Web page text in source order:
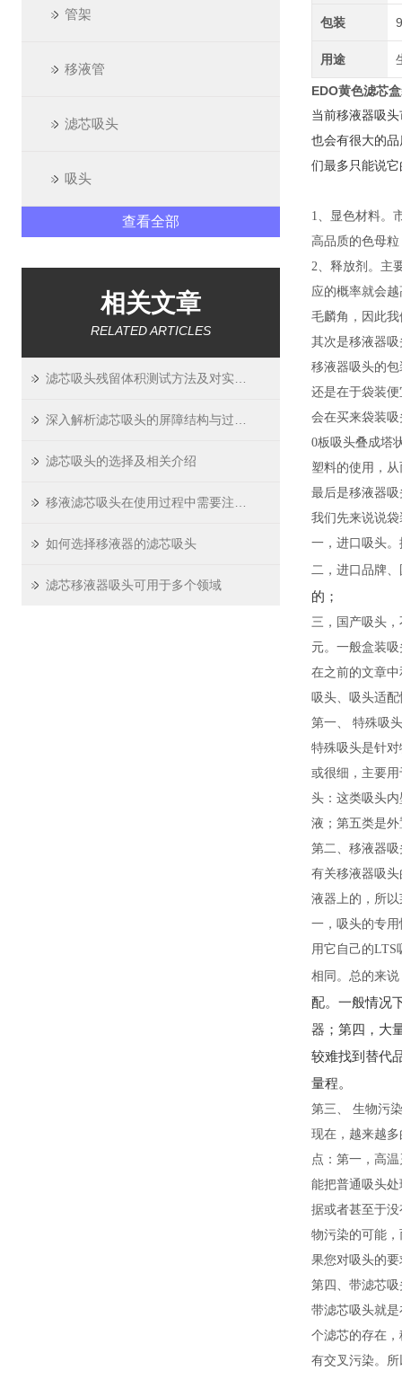
管架
移液管
滤芯吸头
吸头
查看全部
相关文章
RELATED ARTICLES
滤芯吸头的选择及相关介绍
如何选择移液器的滤芯吸头
滤芯移液器吸头可用于多个领域
包装
用途
EDO黄色滤芯
当前移液器吸
也会有很大的
们最多只能说
1、显色材料。
高品质的色母
2、释放剂。主
应的概率就会
毛麟角，因此
其次是移液器
移液器吸头的
还是在于袋装
会在买来袋装
0板吸头叠成塔
塑料的使用，
最后是移液器
我们先来说说袋
一，进口吸头。
二，进口品牌
的；
三，国产吸头
元。一般盒装
在之前的文章
吸头、吸头适
第一、 特殊吸
特殊吸头是针
或很细，主要
头：这类吸头
液；第五类是
第二、移液器
有关移液器吸
液器上的，所
一，吸头的专
用它自己的LTS
相同。总的来
配。一般情况
器；第四，大
较难找到替代
量程。
第三、 生物污
现在，越来越
点：第一，高
能把普通吸头
据或者甚至于
物污染的可能
果您对吸头的
第四、带滤芯吸
带滤芯吸头就
个滤芯的存在
有交叉污染。